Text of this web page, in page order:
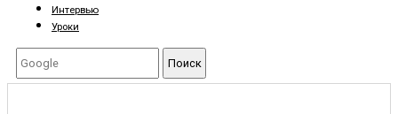
Интервью
Уроки
Поиск